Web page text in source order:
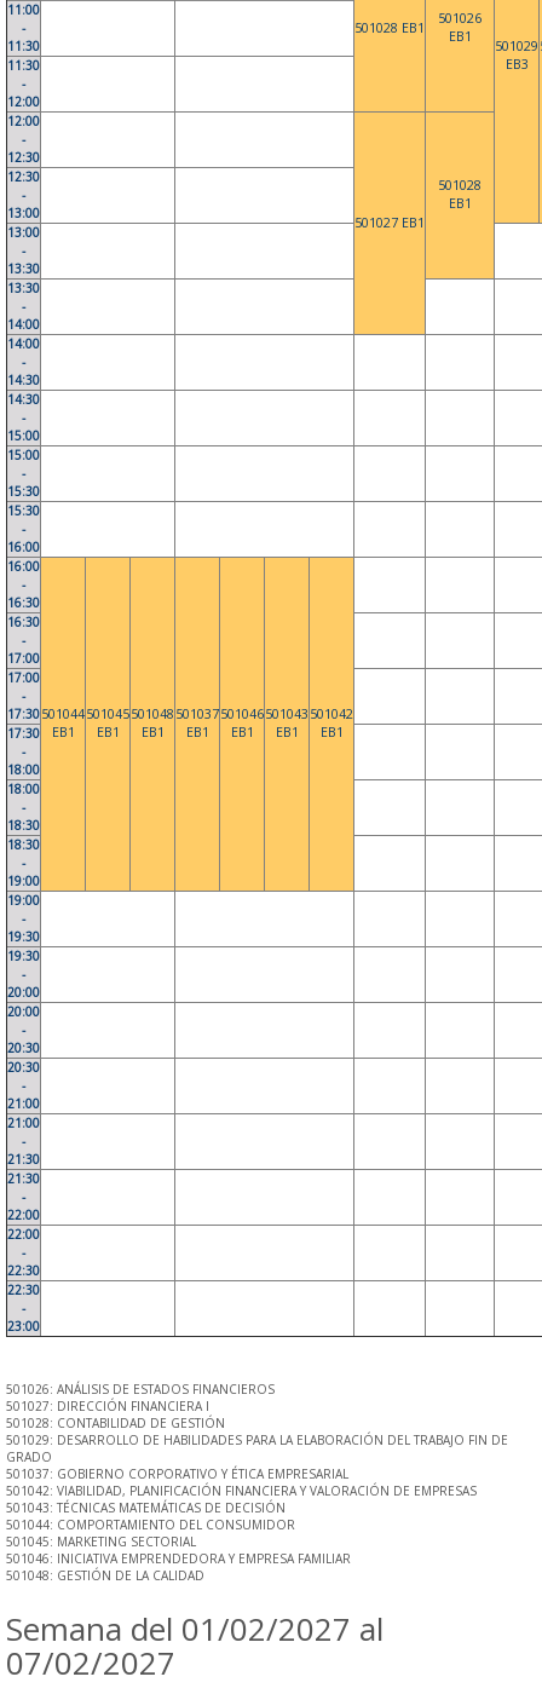
501029
EB3
501028 EB1
501026
EB1
11:00
-
11:30
11:30
-
12:00
12:00
-
12:30
501027 EB1
501028
EB1
12:30
-
13:00
13:00
-
13:30
13:30
-
14:00
14:00
-
14:30
14:30
-
15:00
15:00
-
15:30
15:30
-
16:00
16:00
-
16:30
501044
EB1
501045
EB1
501048
EB1
501037
EB1
501046
EB1
501043
EB1
501042
EB1
16:30
-
17:00
17:00
-
17:30
17:30
-
18:00
18:00
-
18:30
18:30
-
19:00
19:00
-
19:30
19:30
-
20:00
20:00
-
20:30
20:30
-
21:00
21:00
-
21:30
21:30
-
22:00
22:00
-
22:30
22:30
-
23:00
501026: ANÁLISIS DE ESTADOS FINANCIEROS
501027: DIRECCIÓN FINANCIERA I
501028: CONTABILIDAD DE GESTIÓN
501029: DESARROLLO DE HABILIDADES PARA LA ELABORACIÓN DEL TRABAJO FIN DE
GRADO
501037: GOBIERNO CORPORATIVO Y ÉTICA EMPRESARIAL
501042: VIABILIDAD, PLANIFICACIÓN FINANCIERA Y VALORACIÓN DE EMPRESAS
501043: TÉCNICAS MATEMÁTICAS DE DECISIÓN
501044: COMPORTAMIENTO DEL CONSUMIDOR
501045: MARKETING SECTORIAL
501046: INICIATIVA EMPRENDEDORA Y EMPRESA FAMILIAR
501048: GESTIÓN DE LA CALIDAD
Semana del 01/02/2027 al
07/02/2027